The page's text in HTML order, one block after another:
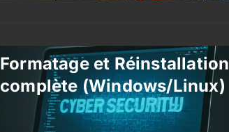
Formatage et Réinstallation
complète (Windows/Linux)